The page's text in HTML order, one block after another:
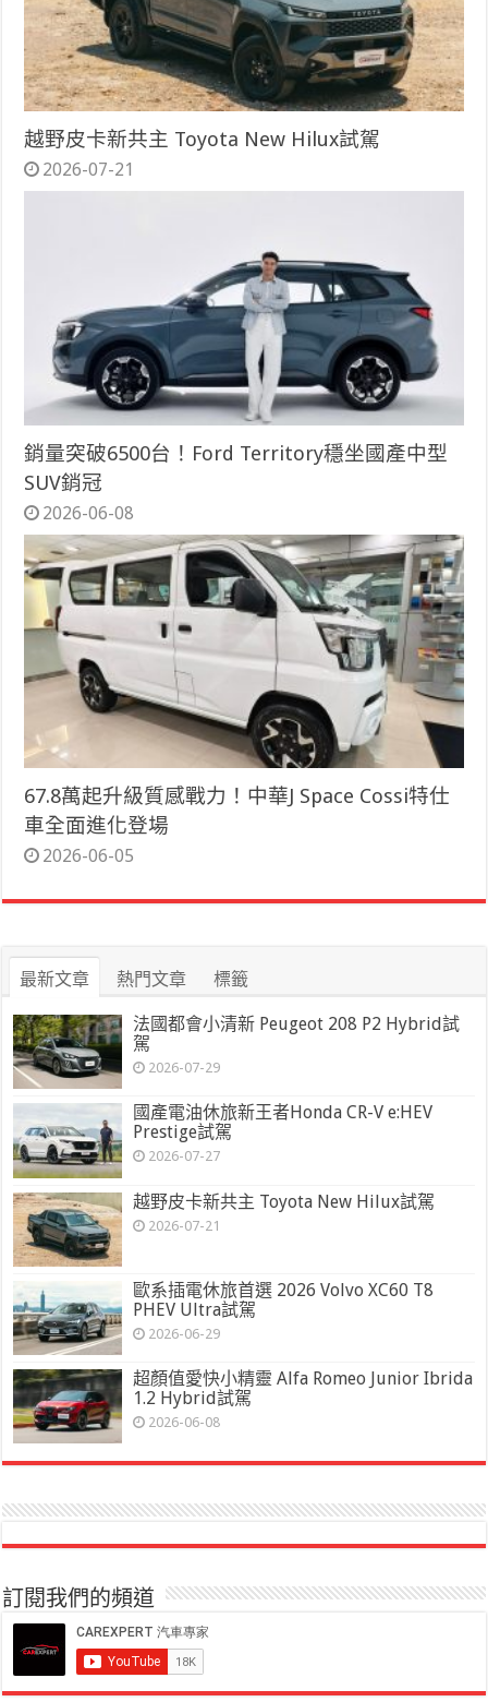
越野皮卡新共主 Toyota New Hilux試駕
2026-07-21
銷量突破6500台！Ford Territory穩坐國產中型
SUV銷冠
2026-06-08
67.8萬起升級質感戰力！中華J Space Cossi特仕
車全面進化登場
2026-06-05
最新文章 熱門文章 標籤
法國都會小清新 Peugeot 208 P2 Hybrid試
駕
2026-07-29
國產電油休旅新王者Honda CR-V e:HEV
Prestige試駕
2026-07-27
越野皮卡新共主 Toyota New Hilux試駕
2026-07-21
歐系插電休旅首選 2026 Volvo XC60 T8
PHEV Ultra試駕
2026-06-29
超顏值愛快小精靈 Alfa Romeo Junior Ibrida
1.2 Hybrid試駕
2026-06-08
訂閱我們的頻道